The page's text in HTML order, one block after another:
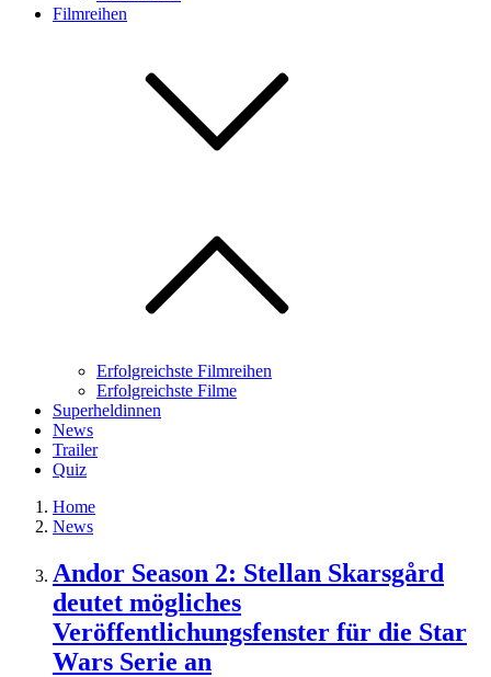
Filmreihen
Erfolgreichste Filmreihen
Erfolgreichste Filme
Superheldinnen
News
Trailer
Quiz
Home
News
Andor Season 2: Stellan Skarsgård
deutet mögliches
Veröffentlichungsfenster für die Star
Wars Serie an